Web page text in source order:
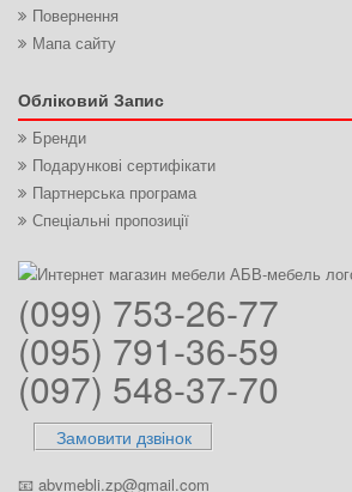
Повернення
Мапа сайту
Обліковий Запис
Бренди
Подарункові сертифікати
Партнерська програма
Спеціальні пропозиції
(099) 753-26-77
(095) 791-36-59
(097) 548-37-70
Замовити дзвінок
📧 abvmebli.zp@gmail.com